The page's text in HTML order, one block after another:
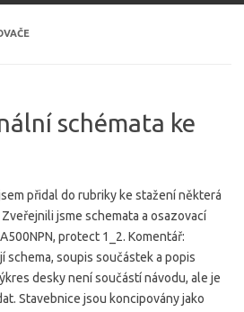
schémata ke
přidal do rubriky ke stažení některá
jsme schemata a osazovací
protect 1_2. Komentář:
schema, soupis součástek a popis
desky není součástí návodu, ale je
Stavebnice jsou koncipovány jako